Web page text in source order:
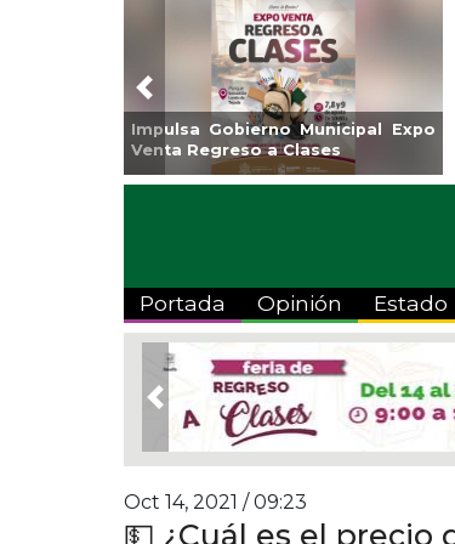
Reabrirá Coatzacoalcos
Alberca Semiolímpica
Centro
Previous
Portada Opinión Estado
Previous
Oct 14, 2021 / 09:23
💵 ¿Cuál es el